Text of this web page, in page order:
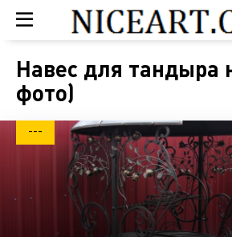
Навес для тандыра
фото)
---